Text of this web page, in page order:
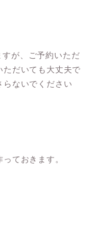
が、ご予約いただ
ただいても大丈夫で
らないでください
ておきます。